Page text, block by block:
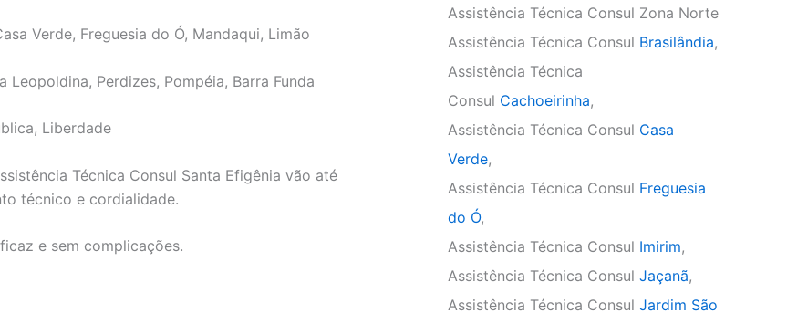
Verde, Freguesia do Ó, Mandaqui, Limão
Leopoldina, Perdizes, Pompéia, Barra Funda
Liberdade
Técnica Consul Santa Efigênia vão até
técnico e cordialidade.
e sem complicações.
Assistência Técnica Consul Zona Norte
Assistência Técnica Consul Brasilândia,
Assistência Técnica
Consul Cachoeirinha,
Assistência Técnica Consul Casa
Verde,
Assistência Técnica Consul Freguesia
do Ó,
Assistência Técnica Consul Imirim,
Assistência Técnica Consul Jaçanã,
Assistência Técnica Consul Jardim São